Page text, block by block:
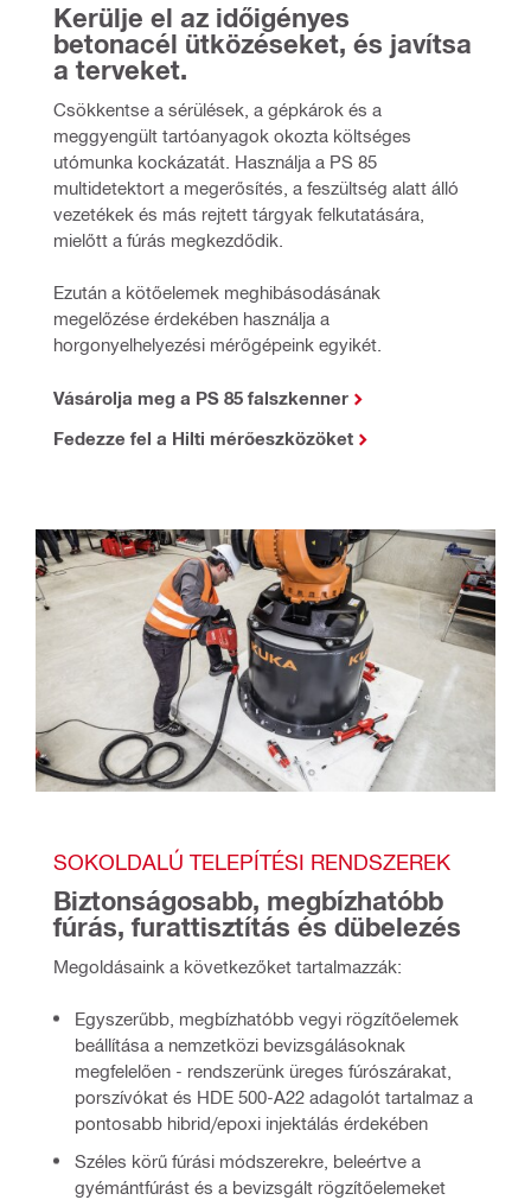
Kerülje el az időigényes
betonacél ütközéseket, és javítsa
a terveket.
Csökkentse a sérülések, a gépkárok és a
meggyengült tartóanyagok okozta költséges
utómunka kockázatát. Használja a PS 85
multidetektort a megerősítés, a feszültség alatt álló
vezetékek és más rejtett tárgyak felkutatására,
mielőtt a fúrás megkezdődik.
Ezután a kötőelemek meghibásodásának
megelőzése érdekében használja a
horgonyelhelyezési mérőgépeink egyikét.
Vásárolja meg a PS 85 falszkenner
Fedezze fel a Hilti mérőeszközöket
SOKOLDALÚ TELEPÍTÉSI RENDSZEREK
Biztonságosabb, megbízhatóbb
fúrás, furattisztítás és dübelezés
Megoldásaink a következőket tartalmazzák:
Egyszerűbb, megbízhatóbb vegyi rögzítőelemek
beállítása a nemzetközi bevizsgálásoknak
megfelelően - rendszerünk üreges fúrószárakat,
porszívókat és HDE 500-A22 adagolót tartalmaz a
pontosabb hibrid/epoxi injektálás érdekében
Széles körű fúrási módszerekre, beleértve a
gyémántfúrást és a bevizsgált rögzítőelemeket